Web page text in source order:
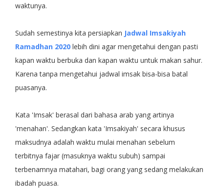
waktunya.
Sudah semestinya kita persiapkan Jadwal Imsakiyah
Ramadhan 2020lebih dini agar mengetahui dengan pasti
kapan waktu berbuka dan kapan waktu untuk makan sahur.
Karena tanpa mengetahui jadwal imsak bisa-bisa batal
puasanya.
Kata 'Imsak' berasal dari bahasa arab yang artinya
'menahan'. Sedangkan kata 'Imsakiyah' secara khusus
maksudnya adalah waktu mulai menahan sebelum
terbitnya fajar (masuknya waktu subuh) sampai
terbenamnya matahari, bagi orang yang sedang melakukan
ibadah puasa.